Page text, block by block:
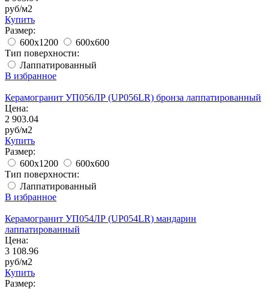
руб/м2
Купить
Размер:
600x1200
600x600
Тип поверхности:
Лаппатированный
В избранное
Керамогранит УП056ЛР (UP056LR) бронза лаппатированный
Цена:
2 903.04
руб/м2
Купить
Размер:
600x1200
600x600
Тип поверхности:
Лаппатированный
В избранное
Керамогранит УП054ЛР (UP054LR) мандарин
лаппатированный
Цена:
3 108.96
руб/м2
Купить
Размер: